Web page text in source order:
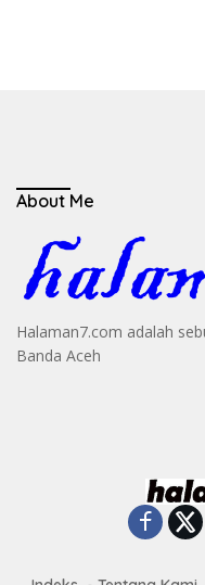
About Me
Halaman7.com adalah
Banda Aceh